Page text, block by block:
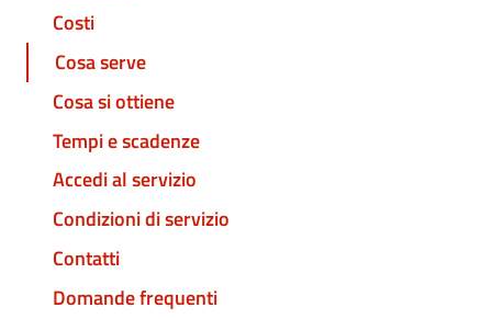
Costi
Cosa serve
Cosa si ottiene
Tempi e scadenze
Accedi al servizio
Condizioni di servizio
Contatti
Domande frequenti